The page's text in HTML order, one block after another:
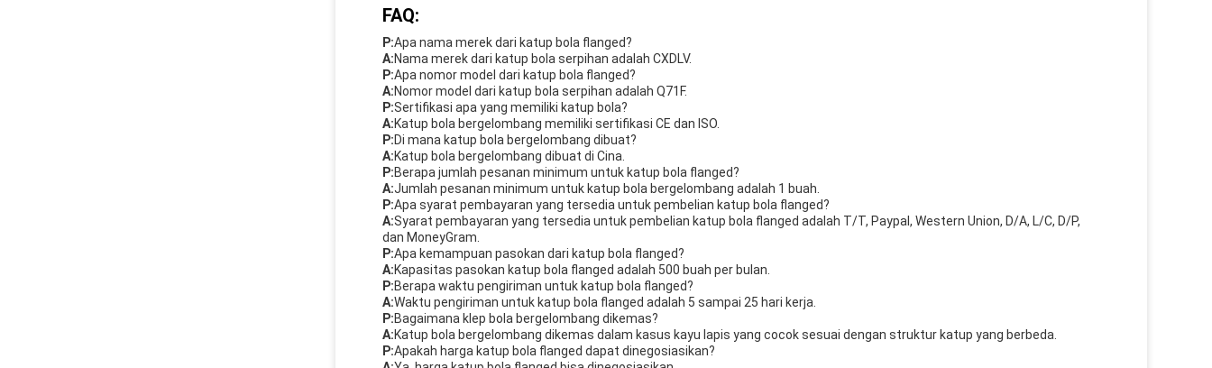
FAQ:
P:Apa nama merek dari katup bola flanged?
A:Nama merek dari katup bola serpihan adalah CXDLV.
P:Apa nomor model dari katup bola flanged?
A:Nomor model dari katup bola serpihan adalah Q71F.
P:Sertifikasi apa yang memiliki katup bola?
A:Katup bola bergelombang memiliki sertifikasi CE dan ISO.
P:Di mana katup bola bergelombang dibuat?
A:Katup bola bergelombang dibuat di Cina.
P:Berapa jumlah pesanan minimum untuk katup bola flanged?
A:Jumlah pesanan minimum untuk katup bola bergelombang adalah 1 buah.
P:Apa syarat pembayaran yang tersedia untuk pembelian katup bola flanged?
A:Syarat pembayaran yang tersedia untuk pembelian katup bola flanged adalah T/T, Paypal, Western Union, D/A, L/C, D/P,
dan MoneyGram.
P:Apa kemampuan pasokan dari katup bola flanged?
A:Kapasitas pasokan katup bola flanged adalah 500 buah per bulan.
P:Berapa waktu pengiriman untuk katup bola flanged?
A:Waktu pengiriman untuk katup bola flanged adalah 5 sampai 25 hari kerja.
P:Bagaimana klep bola bergelombang dikemas?
A:Katup bola bergelombang dikemas dalam kasus kayu lapis yang cocok sesuai dengan struktur katup yang berbeda.
P:Apakah harga katup bola flanged dapat dinegosiasikan?